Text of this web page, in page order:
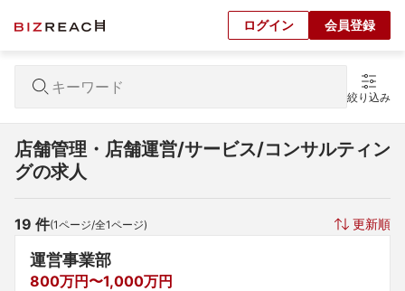
ログイン 会員登録
絞り込み
店舗管理・店舗運営/サービス/コンサルティン
グの求人
19 件(1ページ/全1ページ) 更新順
運営事業部
800万円〜1,000万円